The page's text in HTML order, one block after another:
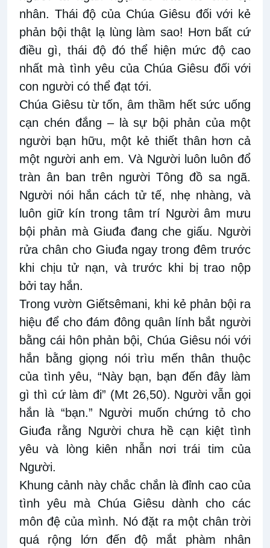
nhân. Thái độ của Chúa Giêsu đối với kẻ
phản bội thật lạ lùng làm sao! Hơn bất cứ
điều gì, thái độ đó thể hiện mức độ cao
nhất mà tình yêu của Chúa Giêsu đối với
con người có thể đạt tới.
Chúa Giêsu từ tốn, âm thầm hết sức uống
cạn chén đắng – là sự bội phản của một
người bạn hữu, một kẻ thiết thân hơn cả
một người anh em. Và Người luôn luôn đổ
tràn ân ban trên người Tông đồ sa ngã.
Người nói hắn cách tử tế, nhẹ nhàng, và
luôn giữ kín trong tâm trí Người âm mưu
bội phản mà Giuđa đang che giấu. Người
rửa chân cho Giuđa ngay trong đêm trước
khi chịu tử nạn, và trước khi bị trao nộp
bởi tay hắn.
Trong vườn Giếtsêmani, khi kẻ phản bội ra
hiệu để cho đám đông quân lính bắt người
bằng cái hôn phản bội, Chúa Giêsu nói với
hắn bằng giọng nói trìu mến thân thuộc
của tình yêu, “Này bạn, bạn đến đây làm
gì thì cứ làm đi” (Mt 26,50). Người vẫn gọi
hắn là “bạn.” Người muốn chứng tỏ cho
Giuđa rằng Người chưa hề cạn kiệt tình
yêu và lòng kiên nhẫn nơi trái tim của
Người.
Khung cảnh này chắc chắn là đỉnh cao của
tình yêu mà Chúa Giêsu dành cho các
môn đệ của mình. Nó đặt ra một chân trời
quá rộng lớn đến độ mắt phàm nhân